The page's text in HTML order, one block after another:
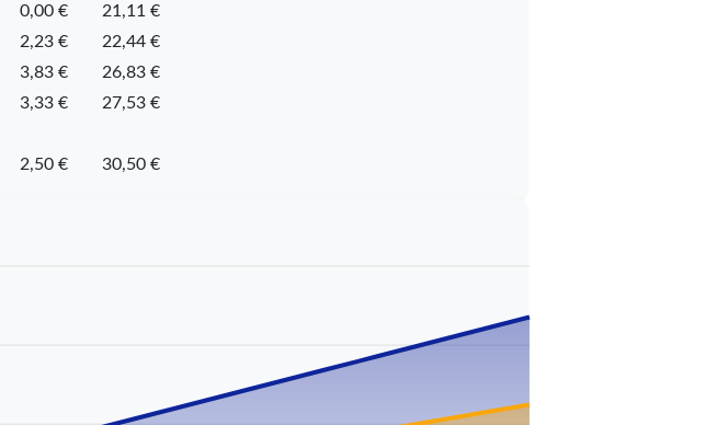
0,00 €
21,11 €
2,23 €
22,44 €
3,83 €
26,83 €
3,33 €
27,53 €
2,50 € 30,50 €